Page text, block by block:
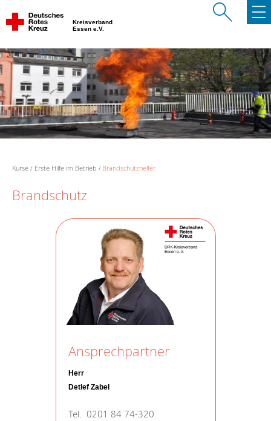
Kreisverband
Essen e.V.
Kurse Erste Hilfe im Betrieb Brandschutzhelfer
Brandschutz
Ansprechpartner
Herr
Detlef Zabel
Tel. 0201 84 74-320